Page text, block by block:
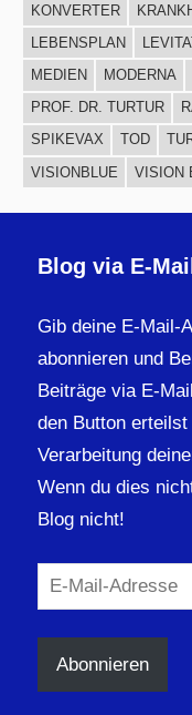
KONVERTER
LEBENSPLAN
MEDIEN
MODERNA
PROF. DR. TURTUR
SPIKEVAX
TOD
VISIONBLUE
VISION
Blog via E-
Gib deine E-Mail-
abonnieren und
Beiträge via E-
den Button
Verarbeitung
Wenn du dies
Blog nicht!
E-
Mail-
Adresse
Abonnieren